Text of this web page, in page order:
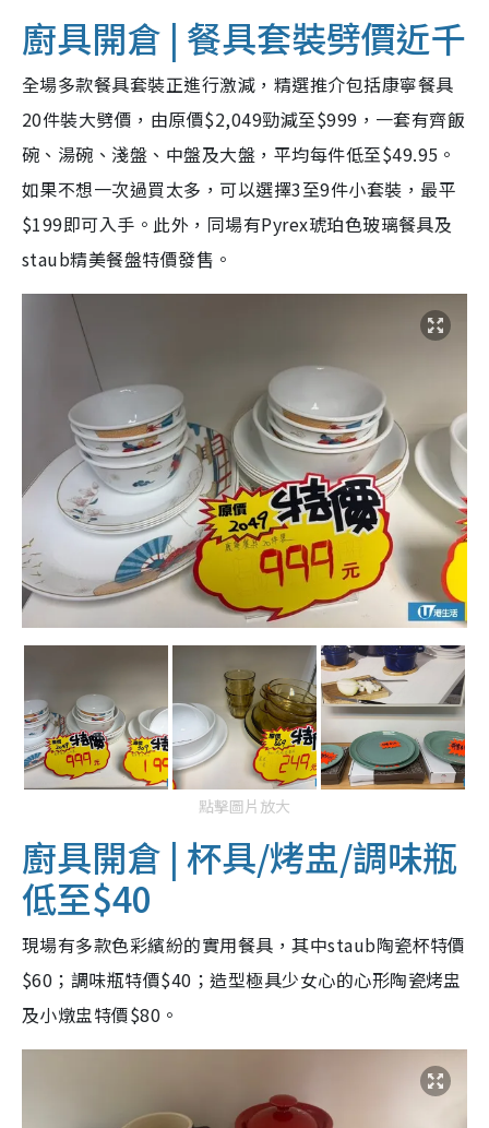
廚具開倉 | 餐具套裝劈價近千
全場多款餐具套裝正進行激減，精選推介包括康寧餐具
20件裝大劈價，由原價$2,049勁減至$999，一套有齊飯
碗、湯碗、淺盤、中盤及大盤，平均每件低至$49.95。
如果不想一次過買太多，可以選擇3至9件小套裝，最平
$199即可入手。此外，同場有Pyrex琥珀色玻璃餐具及
staub精美餐盤特價發售。
點擊圖片放大
廚具開倉 | 杯具/烤盅/調味瓶
低至$40
現場有多款色彩繽紛的實用餐具，其中staub陶瓷杯特價
$60；調味瓶特價$40；造型極具少女心的心形陶瓷烤盅
及小燉盅特價$80。